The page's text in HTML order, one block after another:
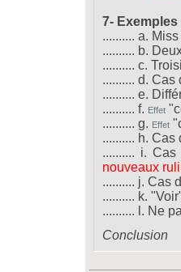
7-
.......... a.
.......... b.
.......... c.
.......... d.
.......... e.
.......... f. Effet
.......... g. Effet
.......... h.
.......... i.
nouveaux
.......... j. Cas
.......... k.
.......... l. Ne
Conclusion